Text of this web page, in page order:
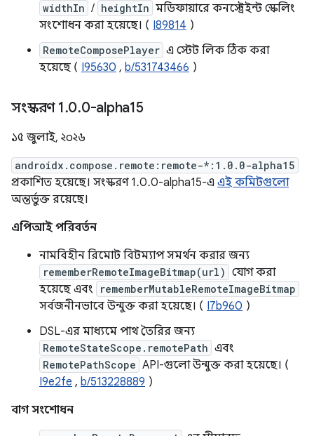
widthIn / heightIn মডিফায়ারে কনস্ট্রেইন্ট স্কেলিং
সংশোধন করা হয়েছে। ( I89814 )
RemoteComposePlayer এ স্টেট লিক ঠিক করা
হয়েছে ( I95630 , b/531743466 )
সংস্করণ 1.0.0-alpha15
১৫ জুলাই, ২০২৬
androidx.compose.remote:remote-*:1.0.0-alpha15
প্রকাশিত হয়েছে। সংস্করণ 1.0.0-alpha15-এ এই কমিটগুলো
অন্তর্ভুক্ত রয়েছে।
এপিআই পরিবর্তন
নামবিহীন রিমোট বিটম্যাপ সমর্থন করার জন্য
rememberRemoteImageBitmap(url) যোগ করা
হয়েছে এবং
rememberMutableRemoteImageBitmap
সর্বজনীনভাবে উন্মুক্ত করা হয়েছে। ( I7b960 )
DSL-এর মাধ্যমে পাথ তৈরির জন্য
RemoteStateScope.remotePath এবং
RemotePathScope API-গুলো উন্মুক্ত করা হয়েছে। (
I9e2fe , b/513228889 )
বাগ সংশোধন